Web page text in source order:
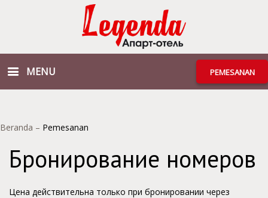
MENU PEMESANAN
Beranda – Pemesanan
Бронирование номеров
Цена действительна только при бронировании через